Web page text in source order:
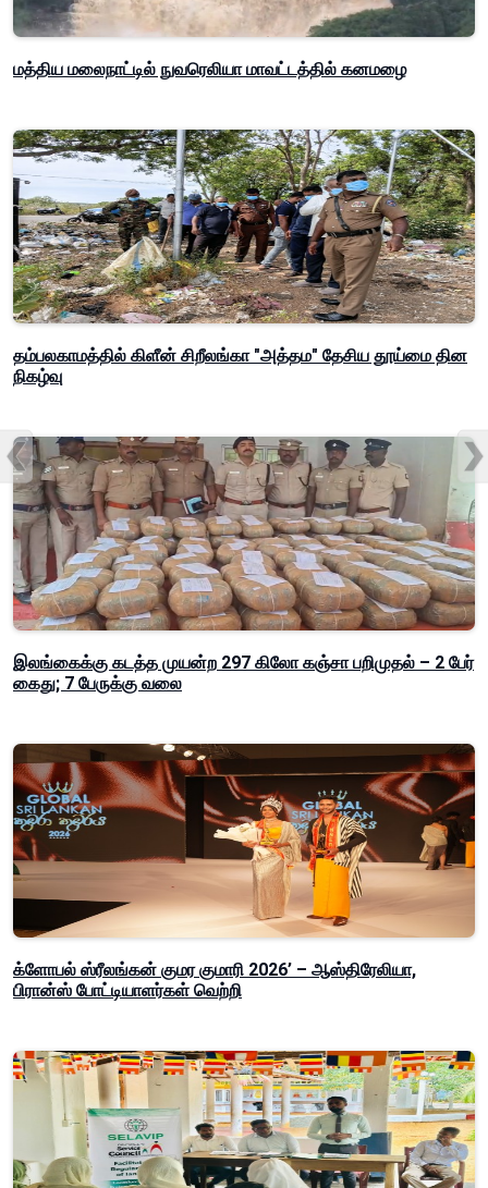
மத்திய மலைநாட்டில் நுவரெலியா மாவட்டத்தில் கனமழை
தம்பலகாமத்தில் கிளீன் சிறீலங்கா "அத்தம" தேசிய தூய்மை தின
நிகழ்வு
இலங்கைக்கு கடத்த முயன்ற 297 கிலோ கஞ்சா பறிமுதல் – 2 பேர்
கைது; 7 பேருக்கு வலை
க்ளோபல் ஸ்ரீலங்கன் குமர குமாரி 2026’ – ஆஸ்திரேலியா,
பிரான்ஸ் போட்டியாளர்கள் வெற்றி